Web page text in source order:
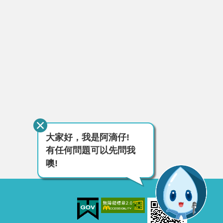
大家好，我是阿滴仔!
有任何問題可以先問我
噢!